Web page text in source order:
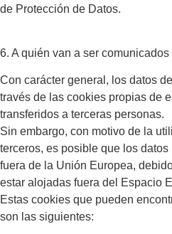
de Protección de Datos.
6. A quién van a ser
Con carácter general, los datos
través de las cookies propias de
transferidos a terceras personas.
Sin embargo, con motivo de la
terceros, es posible que los
fuera de la Unión Europea,
estar alojadas fuera del Espacio
Estas cookies que pueden
son las siguientes: